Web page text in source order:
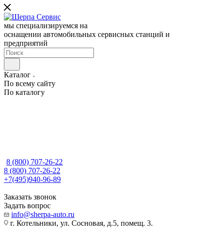
мы специализируемся на
оснащении автомобильных сервисных станций и
предприятий
Каталог
По всему сайту
По каталогу
8 (800) 707-26-22
8 (800) 707-26-22
+7(495)940-96-89
Заказать звонок
Задать вопрос
info@sherpa-auto.ru
г. Котельники, ул. Сосновая, д.5, помещ. 3.